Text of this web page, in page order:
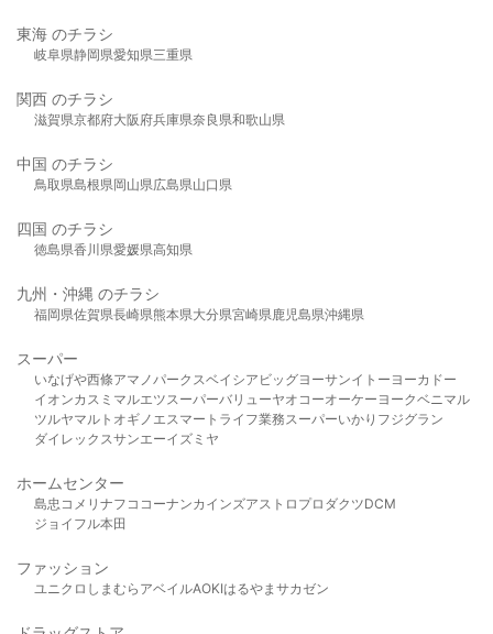
東海 のチラシ
岐阜県静岡県愛知県三重県
関西 のチラシ
滋賀県京都府大阪府兵庫県奈良県和歌山県
中国 のチラシ
鳥取県島根県岡山県広島県山口県
四国 のチラシ
徳島県香川県愛媛県高知県
九州・沖縄 のチラシ
福岡県佐賀県長崎県熊本県大分県宮崎県鹿児島県沖縄県
スーパー
いなげや西條アマノパークスベイシア ビッグヨーサンイトーヨーカドー
イオンカスミ マルエツスーパーバリューヤオコーオーケー ヨークベニマル
ツルヤマルト オギノ エスマート ライフ業務スーパーいかり フジグラン
ダイレックスサンエーイズミヤ
ホームセンター
島忠 コメリ ナフコ コーナンカインズアストロプロダクツDCM
ジョイフル本田
ファッション
ユニクロ しまむら アベイルAOKIはるやま サカゼン